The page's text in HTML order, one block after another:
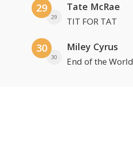
29
29
Tate McRae
TIT FOR TAT
30
30
Miley Cyrus
End of the World